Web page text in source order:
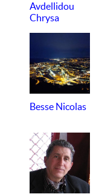
Avdellidou
Chrysa
Besse Nicolas